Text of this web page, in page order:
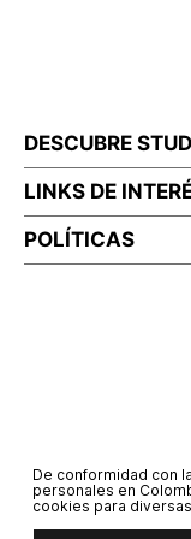
DESCUBRE
LINKS DE
POLÍTICAS
De conformidad con
personales en
cookies para